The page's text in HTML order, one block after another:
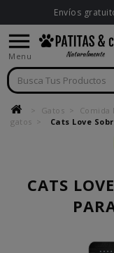
Envíos

Menu
Gatos Comida
gatos
Cats Love
CATS